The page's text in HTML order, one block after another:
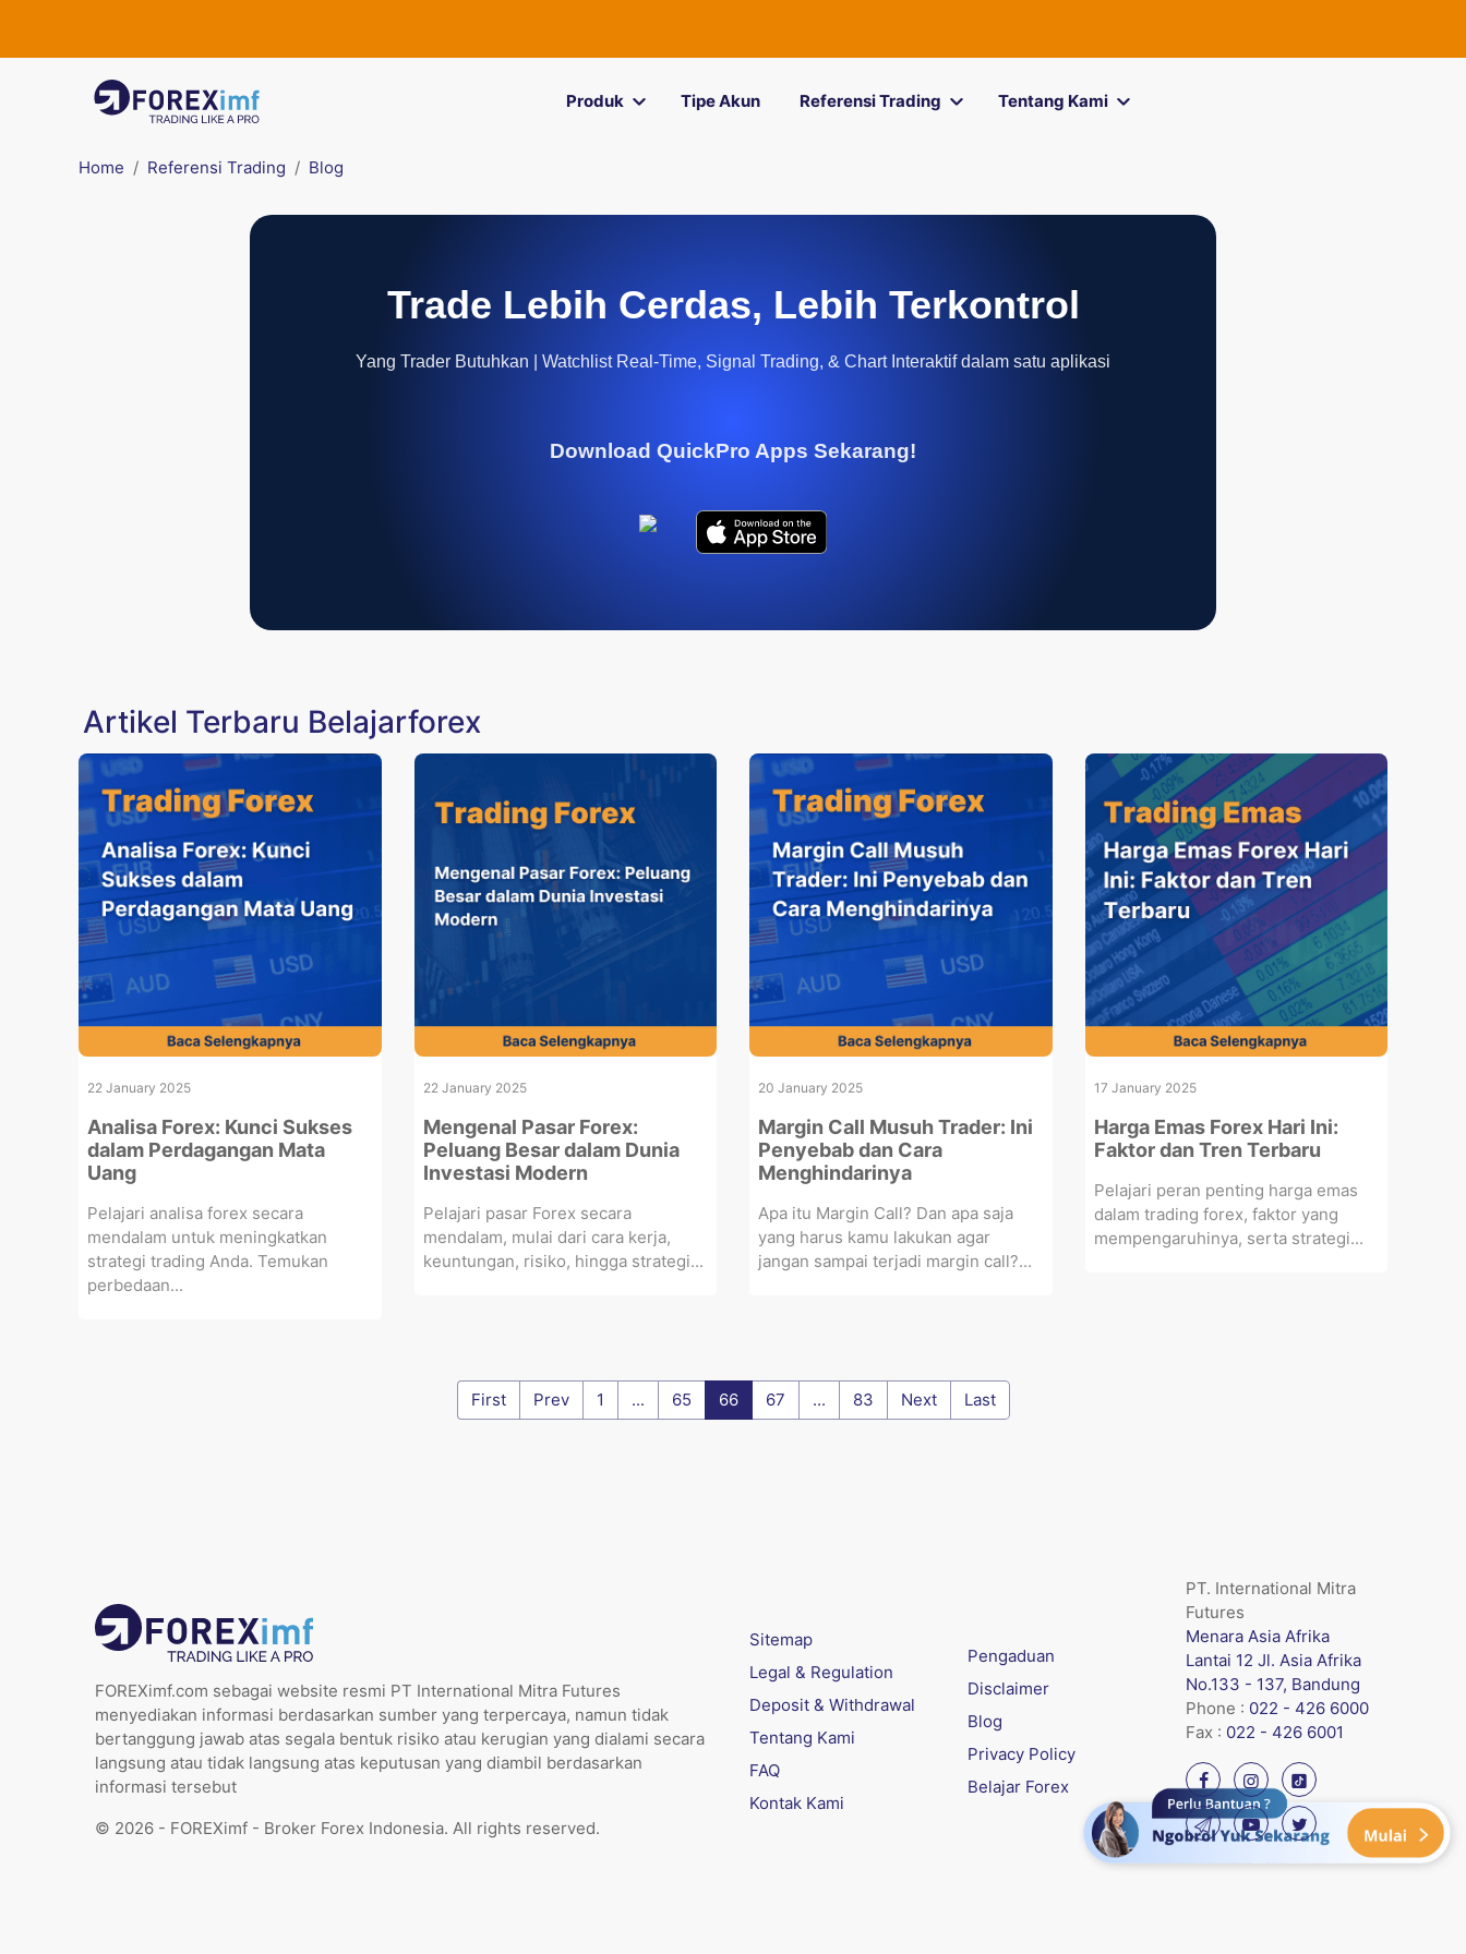
Produk Tipe Akun Referensi Trading Tentang Kami
Home Referensi Trading Blog
Trade Lebih Cerdas, Lebih Terkontrol
Yang Trader Butuhkan | Watchlist Real-Time, Signal Trading, & Chart Interaktif dalam satu aplikasi
Download QuickPro Apps Sekarang!
Artikel Terbaru Belajarforex
22 January 2025
Analisa Forex: Kunci Sukses
dalam Perdagangan Mata
Uang
Pelajari analisa forex secara
mendalam untuk meningkatkan
strategi trading Anda. Temukan
perbedaan...
22 January 2025
Mengenal Pasar Forex:
Peluang Besar dalam Dunia
Investasi Modern
Pelajari pasar Forex secara
mendalam, mulai dari cara kerja,
keuntungan, risiko, hingga strategi...
20 January 2025
Margin Call Musuh Trader: Ini
Penyebab dan Cara
Menghindarinya
Apa itu Margin Call? Dan apa saja
yang harus kamu lakukan agar
jangan sampai terjadi margin call?...
17 January 2025
Harga Emas Forex Hari Ini:
Faktor dan Tren Terbaru
Pelajari peran penting harga emas
dalam trading forex, faktor yang
mempengaruhinya, serta strategi...
First Prev 1 ... 65 66 67 ... 83 Next Last
FOREXimf.com sebagai website resmi PT International Mitra Futures
menyediakan informasi berdasarkan sumber yang terpercaya, namun tidak
bertanggung jawab atas segala bentuk risiko atau kerugian yang dialami secara
langsung atau tidak langsung atas keputusan yang diambil berdasarkan
informasi tersebut
© 2026 - FOREXimf - Broker Forex Indonesia. All rights reserved.
Sitemap
Legal & Regulation
Deposit & Withdrawal
Tentang Kami
FAQ
Kontak Kami
Pengaduan
Disclaimer
Blog
Privacy Policy
Belajar Forex
PT. International Mitra
Futures
Menara Asia Afrika
Lantai 12 Jl. Asia Afrika
No.133 - 137, Bandung
Phone : 022 - 426 6000
Fax : 022 - 426 6001